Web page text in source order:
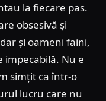
la fiecare pas.
obsesivă și
și oameni faini,
impecabilă. Nu e
simțit ca într-o
lucru care nu